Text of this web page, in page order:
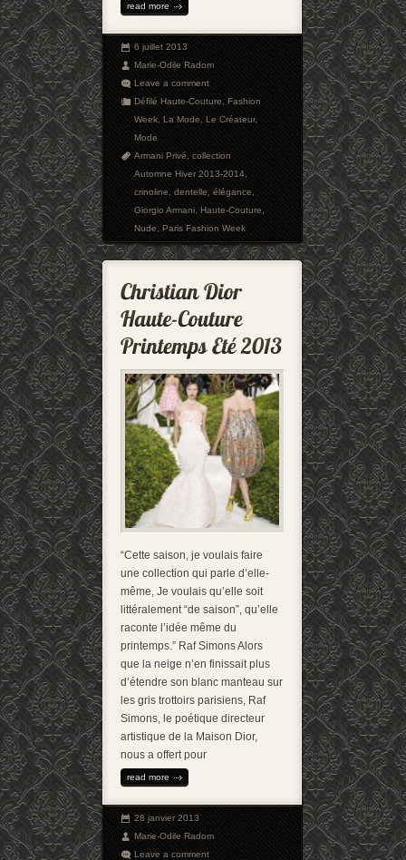
read more
6 juillet 2013
Marie-Odile Radom
Leave a comment
Défilé Haute-Couture,Fashion
Week,La Mode,Le Créateur,
Mode
Armani Privé,collection
Automne Hiver 2013-2014,
crinoline,dentelle,élégance,
Giorgio Armani,Haute-Couture,
Nude,Paris Fashion Week
“Cette saison, je voulais faire
une collection qui parle d’elle-
même, Je voulais qu’elle soit
littéralement “de saison”, qu’elle
raconte l’idée même du
printemps.” Raf Simons Alors
que la neige n’en finissait plus
d’étendre son blanc manteau sur
les gris trottoirs parisiens, Raf
Simons, le poétique directeur
artistique de la Maison Dior,
nous a offert pour
read more
28 janvier 2013
Marie-Odile Radom
Leave a comment